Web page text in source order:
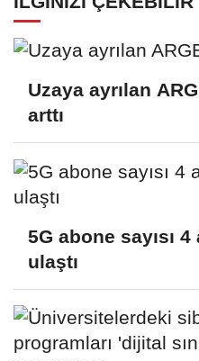
Uzaya ayrılan
arttı
5G abone sayısı
ulaştı